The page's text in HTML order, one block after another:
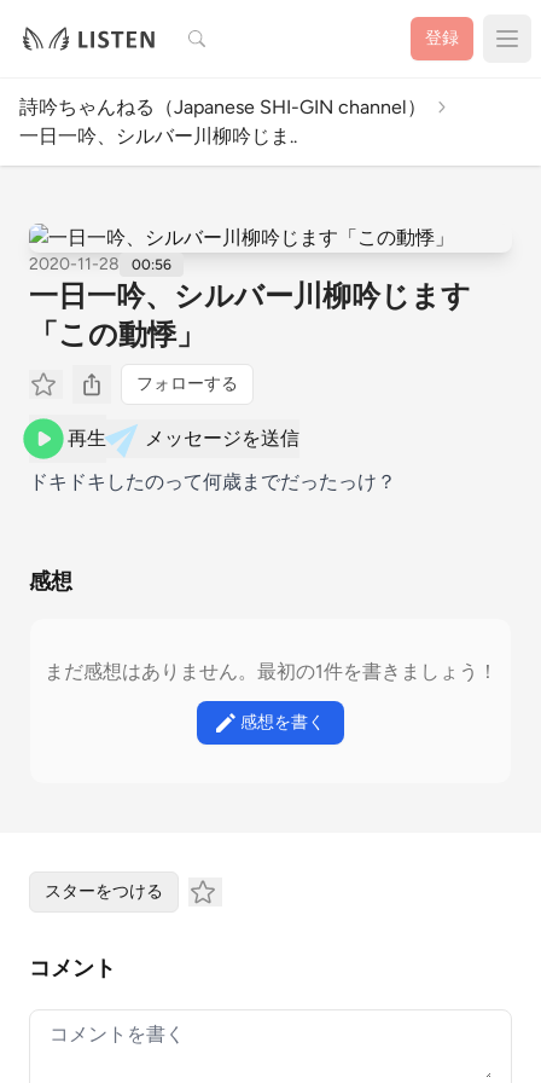
検索 登録
詩吟ちゃんねる（Japanese SHI-GIN channel）
一日一吟、シルバー川柳吟じま..
2020-11-28 00:56
一日一吟、シルバー川柳吟じます
「この動悸」
フォローする
再生
メッセージを送信
ドキドキしたのって何歳までだったっけ？
感想
まだ感想はありません。最初の1件を書きましょう！
感想を書く
スターをつける
コメント
Your comment